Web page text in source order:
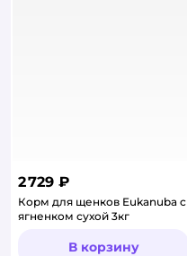
2 729 ₽
Корм для щенков Eukanuba с
ягненком сухой 3кг
В корзину